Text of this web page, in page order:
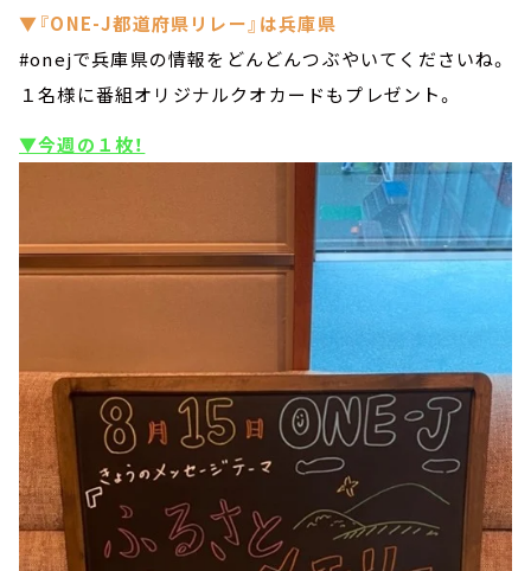
▼『ONE-J都道府県リレー』は兵庫県
#onejで兵庫県の情報をどんどんつぶやいてくださいね。
１名様に番組オリジナルクオカードもプレゼント。
▼今週の１枚！